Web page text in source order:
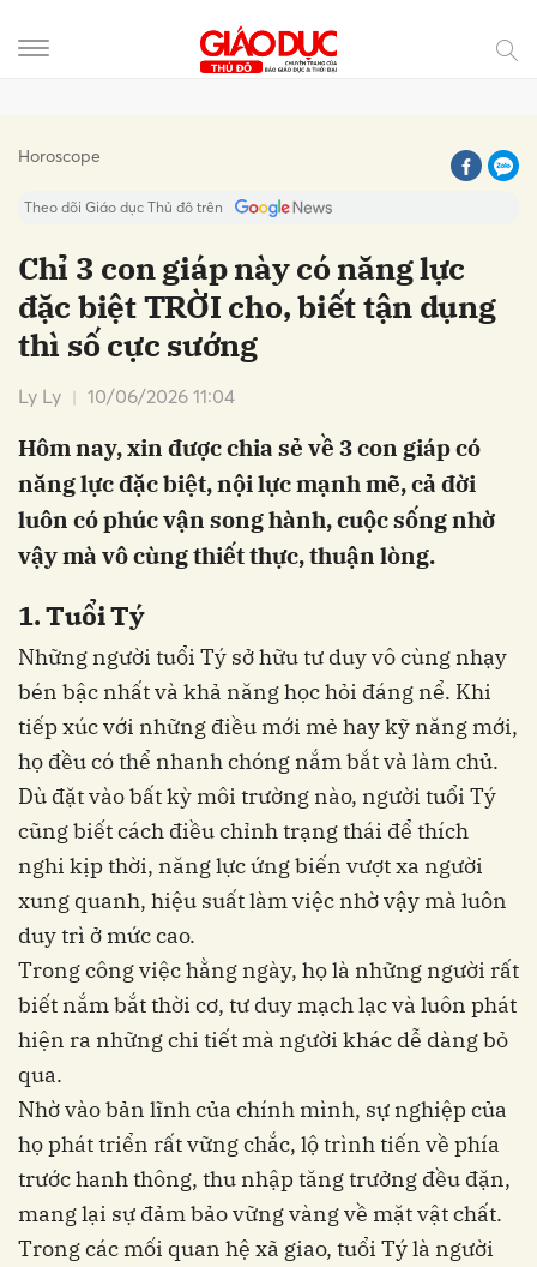
Horoscope
Theo dõi Giáo dục Thủ đô trên
Chỉ 3 con giáp này có năng lực
đặc biệt TRỜI cho, biết tận dụng
thì số cực sướng
Ly Ly 10/06/2026 11:04
Hôm nay, xin được chia sẻ về 3 con giáp có
năng lực đặc biệt, nội lực mạnh mẽ, cả đời
luôn có phúc vận song hành, cuộc sống nhờ
vậy mà vô cùng thiết thực, thuận lòng.
1. Tuổi Tý
Những người tuổi Tý sở hữu tư duy vô cùng nhạy
bén bậc nhất và khả năng học hỏi đáng nể. Khi
tiếp xúc với những điều mới mẻ hay kỹ năng mới,
họ đều có thể nhanh chóng nắm bắt và làm chủ.
Dù đặt vào bất kỳ môi trường nào, người tuổi Tý
cũng biết cách điều chỉnh trạng thái để thích
nghi kịp thời, năng lực ứng biến vượt xa người
xung quanh, hiệu suất làm việc nhờ vậy mà luôn
duy trì ở mức cao.
Trong công việc hằng ngày, họ là những người rất
biết nắm bắt thời cơ, tư duy mạch lạc và luôn phát
hiện ra những chi tiết mà người khác dễ dàng bỏ
qua.
Nhờ vào bản lĩnh của chính mình, sự nghiệp của
họ phát triển rất vững chắc, lộ trình tiến về phía
trước hanh thông, thu nhập tăng trưởng đều đặn,
mang lại sự đảm bảo vững vàng về mặt vật chất.
Trong các mối quan hệ xã giao, tuổi Tý là người
Hủy Gửi